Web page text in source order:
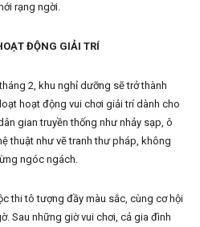
rạng ngời.
ĐỘNG GIẢI TRÍ
2, khu nghỉ dưỡng sẽ trở thành
hoạt động vui chơi giải trí dành cho
gian truyền thống như nhảy sạp, ô
thuật như vẽ tranh thư pháp, không
ngóc ngách.
thi tô tượng đầy màu sắc, cùng cơ hội
Sau những giờ vui chơi, cả gia đình